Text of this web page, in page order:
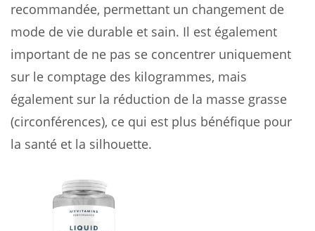
recommandée, permettant un changement de
mode de vie durable et sain. Il est également
important de ne pas se concentrer uniquement
sur le comptage des kilogrammes, mais
également sur la réduction de la masse grasse
(circonférences), ce qui est plus bénéfique pour
la santé et la silhouette.